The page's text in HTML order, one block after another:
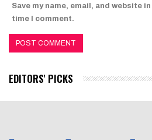
Save my name, email, and website
time I comment.
EDITORS' PICKS